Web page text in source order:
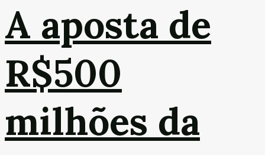
A aposta de
R$500
milhões da